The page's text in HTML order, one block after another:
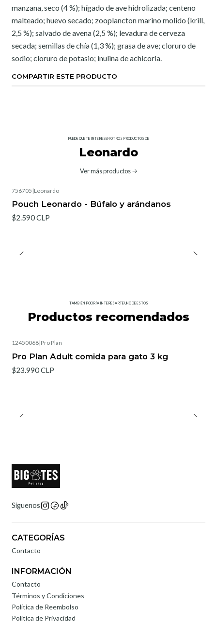
manzana, seco (4 %); hígado de ave hidrolizada; centeno
malteado; huevo secado; zooplancton marino molido (krill,
2,5 %); salvado de avena (2,5 %); levadura de cerveza
secada; semillas de chía (1,3 %); grasa de ave; cloruro de
sodio; cloruro de potasio; inulina de achicoria.
COMPARTIR ESTE PRODUCTO
PUEDE QUE TE INTERESEN OTROS PRODUCTOS DE
Leonardo
Ver más productos
756705 |Leonardo
Pouch Leonardo - Búfalo y arándanos
$2.590 CLP
TAMBIÉN PODRÍA INTERESARTE UNO DE ESTOS
Productos recomendados
12450068|Pro Plan
Pro Plan Adult comida para gato 3 kg
$23.990 CLP
Síguenos
CATEGORÍAS
Contacto
INFORMACIÓN
Contacto
Términos y Condiciones
Política de Reembolso
Política de Privacidad